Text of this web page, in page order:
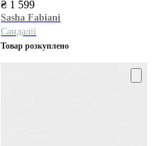
₴ 1 599
Sasha Fabiani
Сандалії
Товар розкуплено